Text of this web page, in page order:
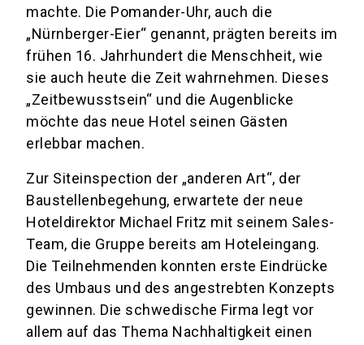
machte. Die Pomander-Uhr, auch die
„Nürnberger-Eier“ genannt, prägten bereits im
frühen 16. Jahrhundert die Menschheit, wie
sie auch heute die Zeit wahrnehmen. Dieses
„Zeitbewusstsein“ und die Augenblicke
möchte das neue Hotel seinen Gästen
erlebbar machen.
Zur Siteinspection der „anderen Art“, der
Baustellenbegehung, erwartete der neue
Hoteldirektor Michael Fritz mit seinem Sales-
Team, die Gruppe bereits am Hoteleingang.
Die Teilnehmenden konnten erste Eindrücke
des Umbaus und des angestrebten Konzepts
gewinnen. Die schwedische Firma legt vor
allem auf das Thema Nachhaltigkeit einen